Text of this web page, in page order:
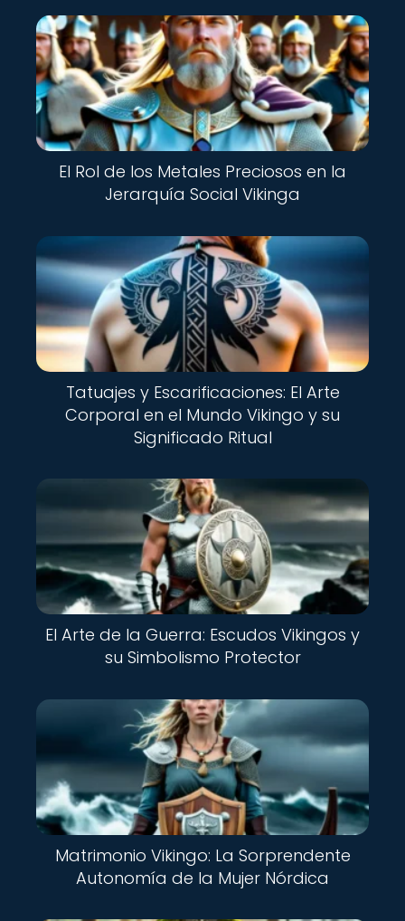
Nuevo
El Rol de los Metales Preciosos en la
Jerarquía Social Vikinga
Nuevo
Tatuajes y Escarificaciones: El Arte
Corporal en el Mundo Vikingo y su
Significado Ritual
Nuevo
El Arte de la Guerra: Escudos Vikingos y
su Simbolismo Protector
Nuevo
Matrimonio Vikingo: La Sorprendente
Autonomía de la Mujer Nórdica